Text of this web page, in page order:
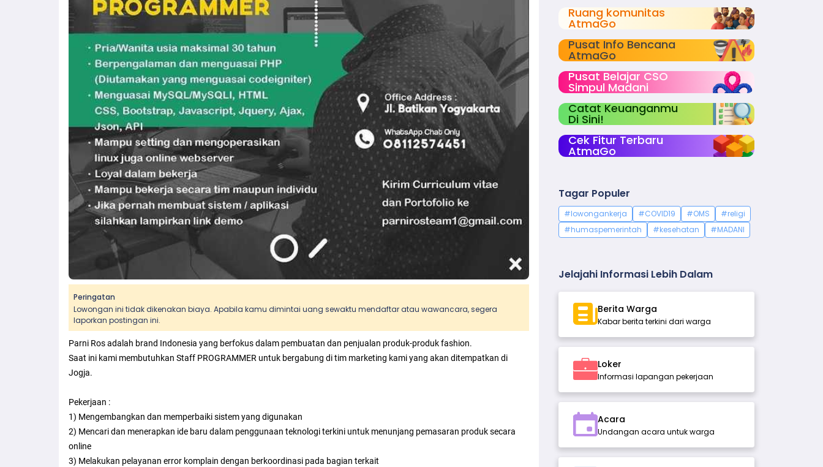
Peringatan
Lowongan ini tidak dikenakan biaya. Apabila kamu dimintai uang sewaktu mendaftar atau wawancara, segera
laporkan postingan ini.
Parni Ros adalah brand Indonesia yang berfokus dalam pembuatan dan penjualan produk-produk fashion.
Saat ini kami membutuhkan Staff PROGRAMMER untuk bergabung di tim marketing kami yang akan ditempatkan di
Jogja.
Pekerjaan :
1) Mengembangkan dan memperbaiki sistem yang digunakan
2) Mencari dan menerapkan ide baru dalam penggunaan teknologi terkini untuk menunjang pemasaran produk secara
online
3) Melakukan pelayanan error komplain dengan berkoordinasi pada bagian terkait
Ruang komunitas
AtmaGo
Pusat Info Bencana
AtmaGo
Pusat Belajar CSO
Simpul Madani
Catat Keuanganmu
Di Sini!
Cek Fitur Terbaru
AtmaGo
Tagar Populer
#lowongankerja #COVID19 #OMS
#religi
#humaspemerintah
#kesehatan #MADANI
Jelajahi Informasi Lebih Dalam
Berita Warga
Kabar berita terkini dari warga
Loker
Informasi lapangan pekerjaan
Acara
Undangan acara untuk warga